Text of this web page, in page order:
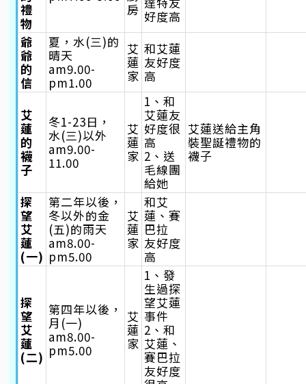
禮
物
房 好度高
爺
爺
的
信
夏，水(三)的
晴天
am9.00-
pm1.00
艾
蓮
家
和艾蓮
友好度
高
艾
蓮
的
襪
子
冬1-23日，
水(三)以外
am9.00-
11.00
艾
蓮
家
1、和
艾蓮友
好度很
高
2、送
毛線團
給她
艾蓮送給主角
裝聖誕禮物的
襪子
探
望
艾
蓮
(一)
第二年以後，
冬以外的金
(五)的雨天
am8.00-
pm5.00
艾
蓮
家
和艾
蓮、賽
巴拉
友好度
高
探
望
艾
蓮
(二)
第四年以後，
月(一)
am8.00-
pm5.00
艾
蓮
家
1、發
生過探
望艾蓮
事件
2、和
艾蓮、
賽巴拉
友好度